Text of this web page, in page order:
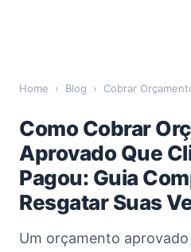
Home › Blog › Cobrar
Como Cobrar
Aprovado Que
Pagou: Guia
Resgatar Suas
Um orçamento